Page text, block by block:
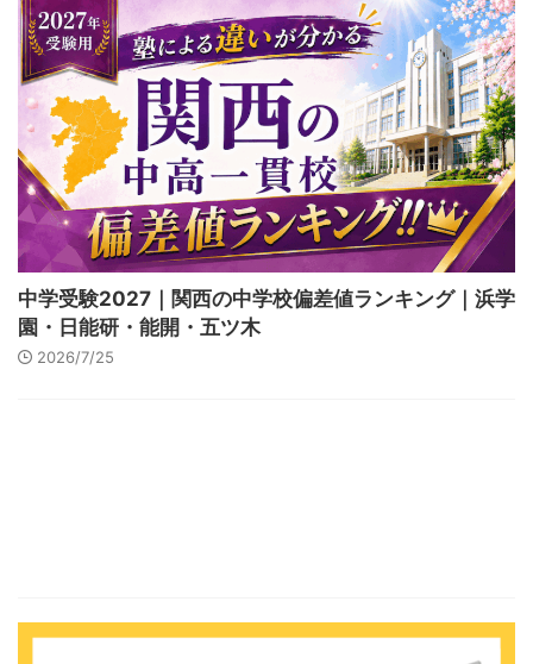
中学受験2027｜関西の中学校偏差値ランキング｜浜学
園・日能研・能開・五ツ木
2026/7/25